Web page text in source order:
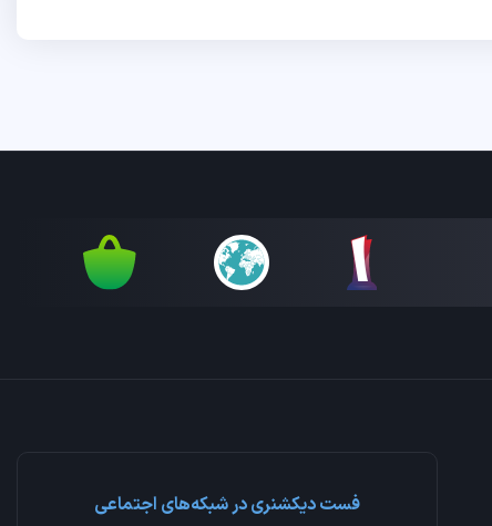
فست دیکشنری در شبکه‌های اجتماعی